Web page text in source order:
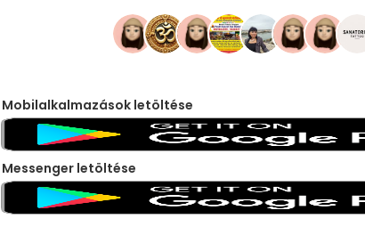
Mobilalkalmazások letöltése
Messenger letöltése